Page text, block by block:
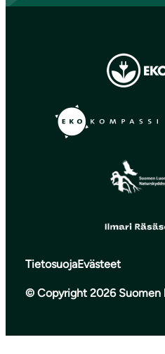
TietosuojaEvästeet
© Copyright 2026